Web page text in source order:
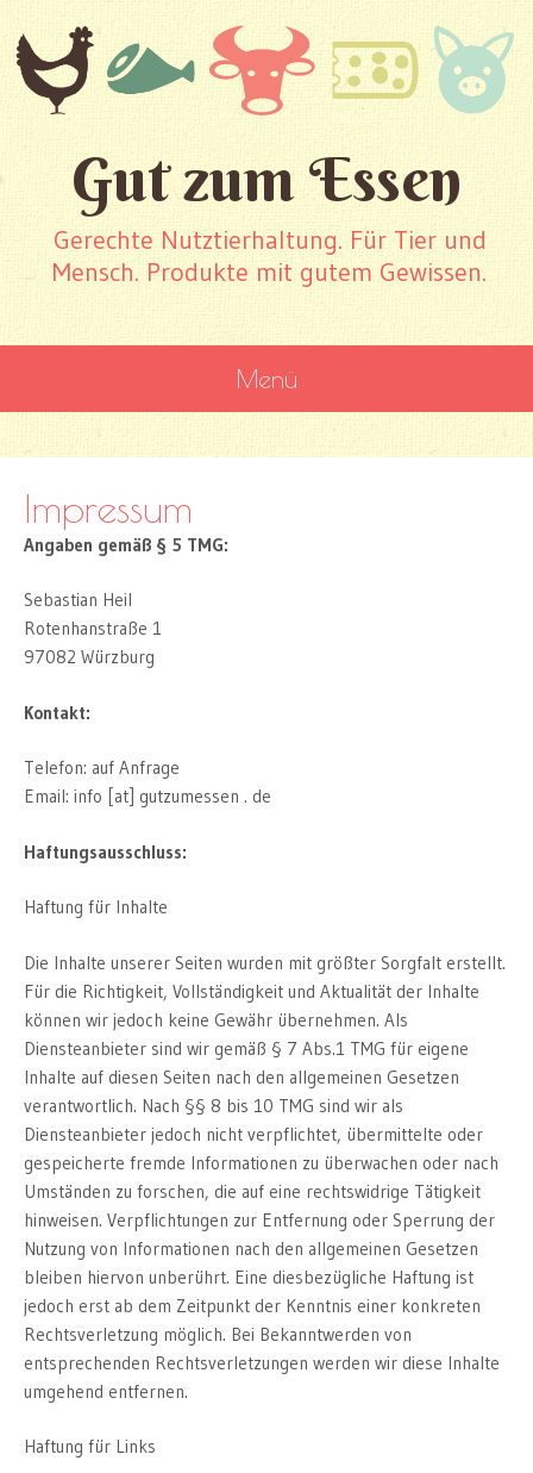
Gut zum Essen
Gerechte Nutztierhaltung. Für Tier und
Mensch. Produkte mit gutem Gewissen.
Menü
Impressum
Angaben gemäß § 5 TMG:
Sebastian Heil
Rotenhanstraße 1
97082 Würzburg
Kontakt:
Telefon: auf Anfrage
Email: info [at] gutzumessen . de
Haftungsausschluss:
Haftung für Inhalte
Die Inhalte unserer Seiten wurden mit größter Sorgfalt erstellt.
Für die Richtigkeit, Vollständigkeit und Aktualität der Inhalte
können wir jedoch keine Gewähr übernehmen. Als
Diensteanbieter sind wir gemäß § 7 Abs.1 TMG für eigene
Inhalte auf diesen Seiten nach den allgemeinen Gesetzen
verantwortlich. Nach §§ 8 bis 10 TMG sind wir als
Diensteanbieter jedoch nicht verpflichtet, übermittelte oder
gespeicherte fremde Informationen zu überwachen oder nach
Umständen zu forschen, die auf eine rechtswidrige Tätigkeit
hinweisen. Verpflichtungen zur Entfernung oder Sperrung der
Nutzung von Informationen nach den allgemeinen Gesetzen
bleiben hiervon unberührt. Eine diesbezügliche Haftung ist
jedoch erst ab dem Zeitpunkt der Kenntnis einer konkreten
Rechtsverletzung möglich. Bei Bekanntwerden von
entsprechenden Rechtsverletzungen werden wir diese Inhalte
umgehend entfernen.
Haftung für Links